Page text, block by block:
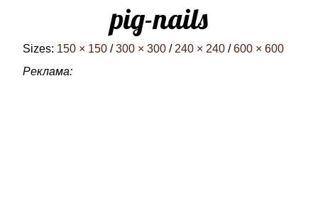
pig-nails
Sizes: 150 × 150 / 300 × 300 / 240 × 240 / 600 × 600
Реклама: